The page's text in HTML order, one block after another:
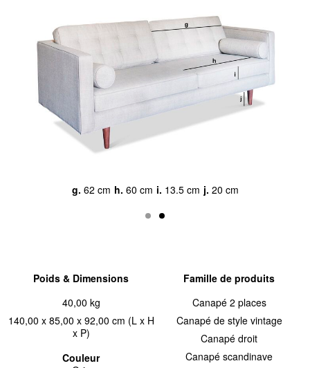
g. 62 cm h. 60 cm i. 13.5 cm j. 20 cm
Poids & Dimensions
40,00 kg
140,00 x 85,00 x 92,00 cm (L x H
x P)
Couleur
Famille de produits
Canapé 2 places
Canapé de style vintage
Canapé droit
Canapé scandinave